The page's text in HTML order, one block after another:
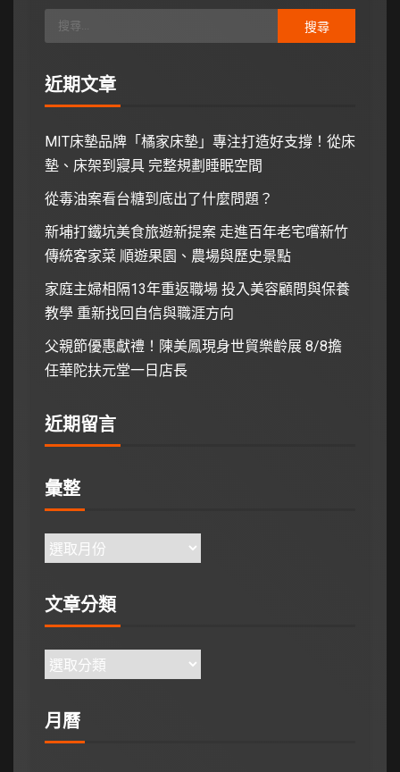
近期文章
MIT床墊品牌「橘家床墊」專注打造好支撐！從床
墊、床架到寢具 完整規劃睡眠空間
從毒油案看台糖到底出了什麼問題？
新埔打鐵坑美食旅遊新提案 走進百年老宅嚐新竹
傳統客家菜 順遊果園、農場與歷史景點
家庭主婦相隔13年重返職場 投入美容顧問與保養
教學 重新找回自信與職涯方向
父親節優惠獻禮！陳美鳳現身世貿樂齡展 8/8擔
任華陀扶元堂一日店長
近期留言
彙整
文章分類
月曆